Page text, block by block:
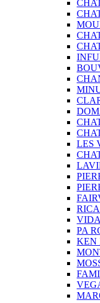
LES
PA
KEN